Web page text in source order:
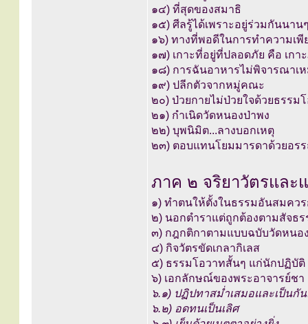
๑๔) ที่สุดของสมาธิ
๑๕) ศีลรู้ได้เพราะอยู่ร่วมกันนาน
๑๖) ทางที่พอดีในการทำความเพี
๑๗) เกาะที่อยู่ที่ปลอดภัย คือ เกา
๑๘) การฉันอาหารไม่พิจารณาเ
๑๙) ปลีกตัวจากหมู่คณะ
๒๐) ป่วยกายไม่ป่วยใจด้วยธรรม
๒๑) กำเนิดวัดหนองป่าพง
๒๒) บุพนิมิต...ลางบอกเหตุ
๒๓) ตอบแทนโยมมารดาด้วยอร
ภาค ๒ จริยาวัตรและ
๑) ทำตนให้ตั้งในธรรมอันสมคว
๒) นอกตำราแต่ถูกต้องตามสัจธร
๓) กฎกติกาตามแบบฉบับวัดหนอ
๔) กิจวัตรขัดเกลากิเลส
๕) ธรรมโอวาทสั้นๆ แก่นักปฏิบัติ
๖) เอกลักษณ์ของพระอาจารย์ชา
๖.๑) ปฏิปทาสม่ำเสมอและเป็นกัน
๖.๒) อดทนเป็นเลิศ